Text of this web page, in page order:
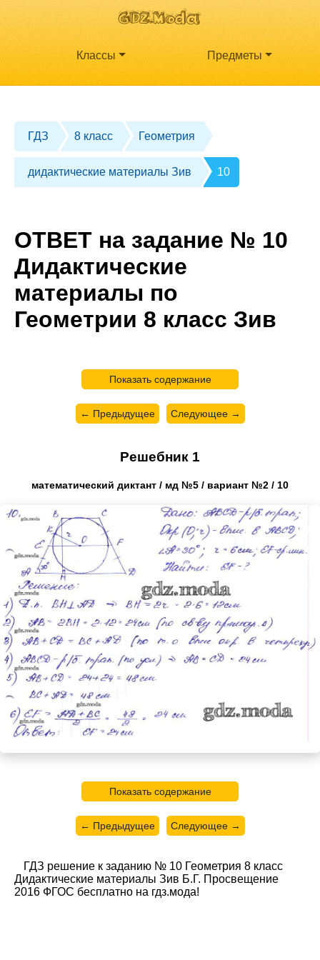
Классы Предметы
ГДЗ 8 класс Геометрия
дидактические материалы Зив 10
ОТВЕТ на задание № 10
Дидактические
материалы по
Геометрии 8 класс Зив
Показать содержание
← Предыдущее Следующее →
Решебник 1
математический диктант / мд №5 / вариант №2 / 10
Показать содержание
← Предыдущее Следующее →
ГДЗ решение к заданию № 10 Геометрия 8 класс
Дидактические материалы Зив Б.Г. Просвещение
2016 ФГОС бесплатно на гдз.мода!